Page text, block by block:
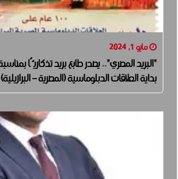
مايو 1, 2024
بداية العلاقات الدبلوماسية (المصرية – البرازيلية)